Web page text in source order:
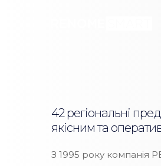
42 регіональні
якісним та
З 1995 року компанія